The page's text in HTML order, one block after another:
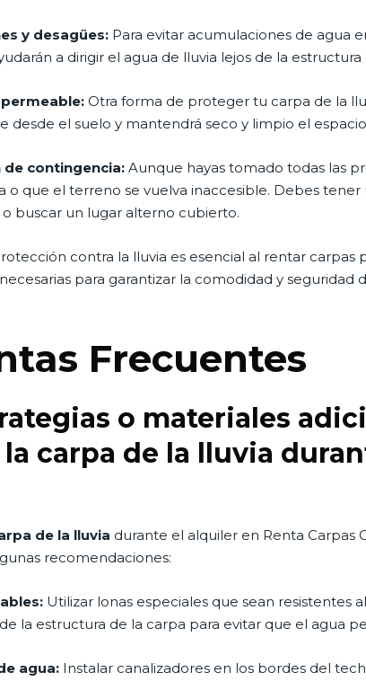
y desagües: Para evitar acumulaciones de agua
a dirigir el agua de lluvia lejos de la
Otra forma de proteger tu carpa de la
desde el suelo y mantendrá seco y limpio el
de contingencia: Aunque hayas tomado todas las
o que el terreno se vuelva inaccesible. Debes
o buscar un lugar alterno cubierto.
contra la lluvia es esencial al rentar
para garantizar la comodidad y
Frecuentes
o materiales
carpa de la lluvia
de la lluvia durante el alquiler en Renta Carpas
recomendaciones:
Utilizar lonas especiales que sean
la estructura de la carpa para evitar que el agua
agua: Instalar canalizadores en los bordes del